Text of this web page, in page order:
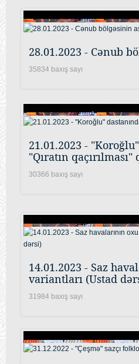
28.01.2023 - Cənub
35834 baxış sayı
21.01.2023 -
"Qıratın qaçırılması"
30366 baxış sayı
14.01.2023 - Saz
variantları (Ustad
31984 baxış sayı